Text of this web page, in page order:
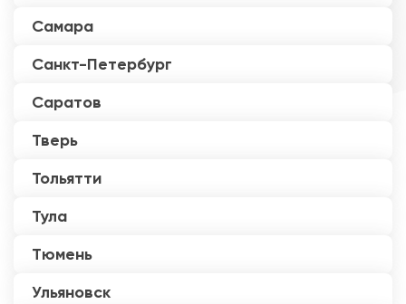
Самара
Санкт-Петербург
Саратов
Тверь
Тольятти
Тула
Тюмень
Ульяновск